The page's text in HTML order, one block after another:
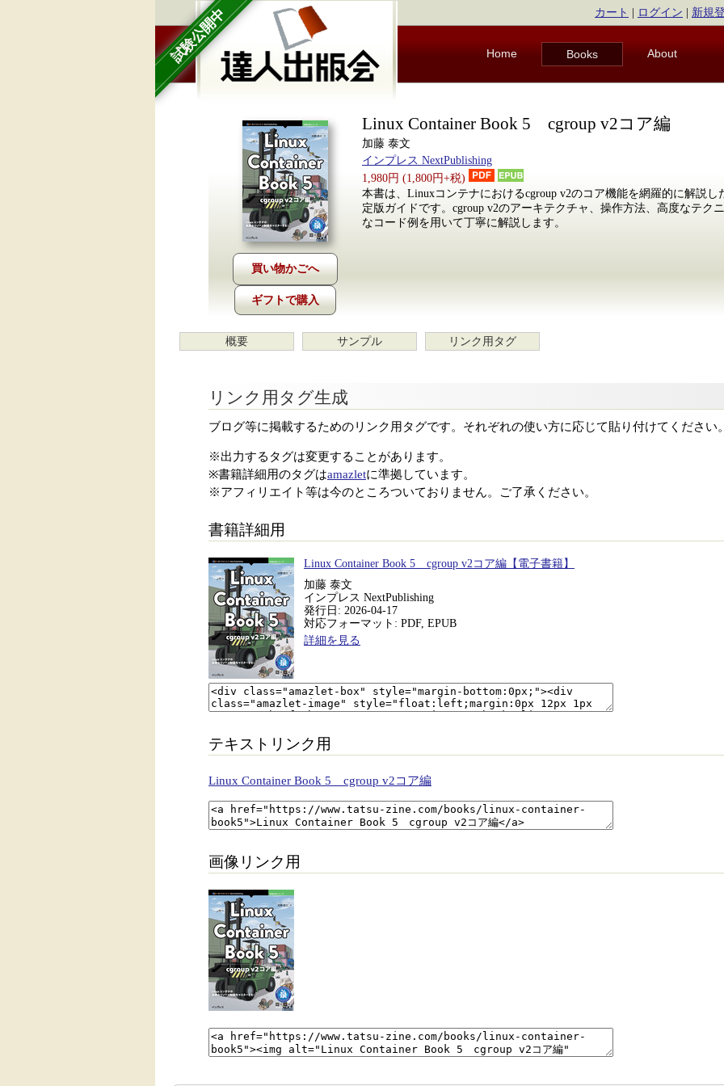
試験公開中 カート ログイン 新規
Home Books About
ギフトで購入
Linux Container Book 5 cgroup v2コア編
加藤 泰文
インプレス NextPublishing
1,980円 (1,800円+税)
本書は、Linuxコンテナにおけるcgroup v2のコア機能を網羅的に解説
定版ガイドです。cgroup v2のアーキテクチャ、操作方法、高度なテク
なコード例を用いて丁寧に解説します。
概要 サンプル リンク用タグ
リンク用タグ生成
ブログ等に掲載するためのリンク用タグです。それぞれの使い方に応じて貼り付けてください
※出力するタグは変更することがあります。
※書籍詳細用のタグはamazletに準拠しています。
※アフィリエイト等は今のところついておりません。ご了承ください。
書籍詳細用
Linux Container Book 5 cgroup v2コア編【電子書籍】
加藤 泰文
インプレス NextPublishing
発行日: 2026-04-17
対応フォーマット: PDF, EPUB
詳細を見る
テキストリンク用
Linux Container Book 5 cgroup v2コア編
画像リンク用